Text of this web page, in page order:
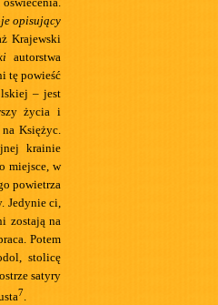
opisujący
Krajewski
autorstwa
tę powieść
– jest
życia i
Księżyc.
krainie
miejsce, w
powietrza
Jedynie ci,
zostają na
Potem
stolicę
satyry
7.